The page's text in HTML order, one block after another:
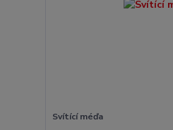
Svítící méďa